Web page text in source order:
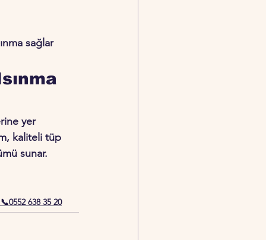
sağlar
yer
kaliteli tüp
sunar.
638 35 20